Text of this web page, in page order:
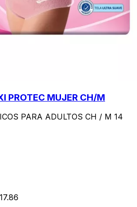
PROTEC MUJER CH/M
PARA ADULTOS CH / M 14